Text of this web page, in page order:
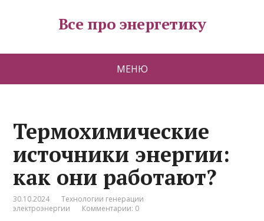
Все про энергетику
МЕНЮ
Термохимические
источники энергии:
как они работают?
30.10.2024
Технологии генерации
электроэнергии
Комментарии: 0